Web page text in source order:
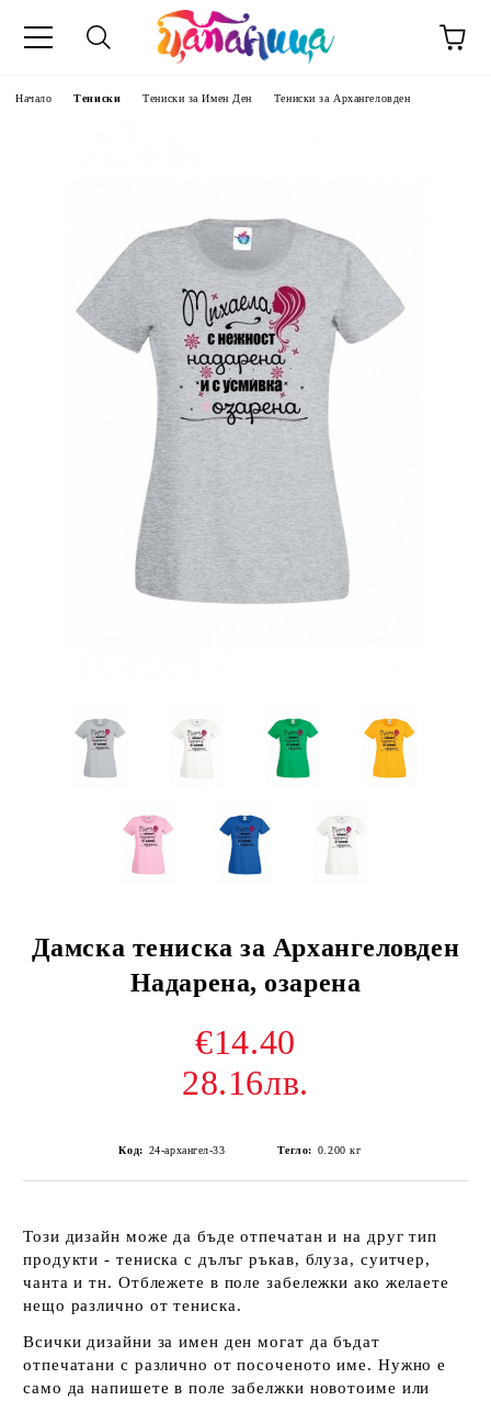
Начало Тениски Тениски за Имен Ден Тениски за Архангеловден
Дамска тениска за Архангеловден
Надарена, озарена
€14.40
28.16лв.
Код: 24-архангел-33 Тегло: 0.200 кг
Този дизайн може да бъде отпечатан и на друг тип
продукти - тениска с дълъг ръкав, блуза, суитчер,
чанта и тн. Отблежете в поле забележки ако желаете
нещо различно от тениска.
Всички дизайни за имен ден могат да бъдат
отпечатани с различно от посоченото име. Нужно е
само да напишете в поле забелжки новотоиме или